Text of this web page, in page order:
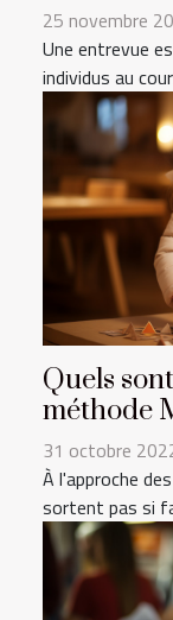
25 novembre
Une entrevue
individus au
Quels
méthode
31 octobre
À l'approche
sortent pas si